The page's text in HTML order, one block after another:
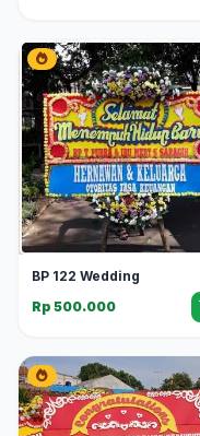
BP 122 Wedding
Rp 500.000